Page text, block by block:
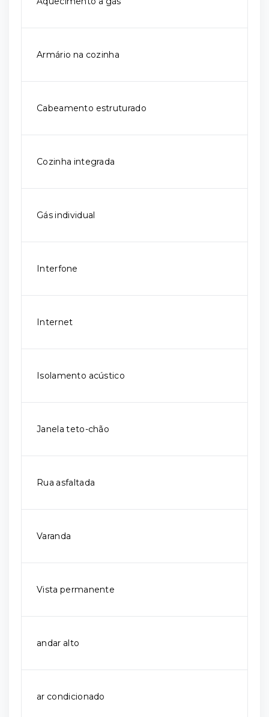
Armário na cozinha
Cabeamento estruturado
Cozinha integrada
Gás individual
Interfone
Internet
Isolamento acústico
Janela teto-chão
Rua asfaltada
Varanda
Vista permanente
andar alto
ar condicionado